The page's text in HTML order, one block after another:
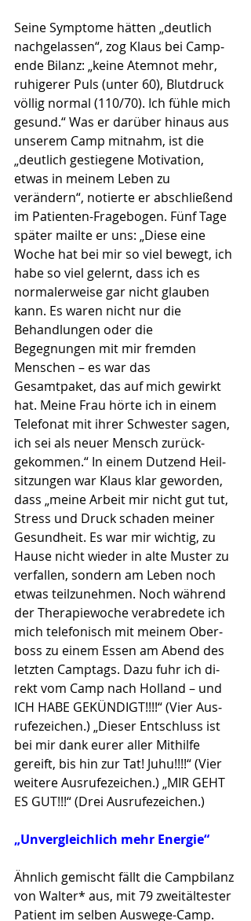
Seine Symptome hätten „deutlich
nachgelassen“, zog Klaus bei Camp­
ende Bilanz: „keine Atemnot mehr,
ruhigerer Puls (unter 60), Blutdruck
völlig normal (110/70). Ich fühle mich
gesund.“ Was er darüber hinaus aus
unserem Camp mitnahm, ist die
„deutlich gestiegene Moti­vation,
etwas in meinem Leben zu
verändern“, notierte er abschließend
im Pa­ti­enten-Fragebogen. Fünf Tage
spä­ter mailte er uns: „Diese eine
Woche hat bei mir so viel bewegt, ich
habe so viel gelernt, dass ich es
normalerweise gar nicht glauben
kann. Es waren nicht nur die
Behandlun­gen oder die
Begegnungen mit mir fremden
Menschen – es war das
Gesamtpaket, das auf mich gewirkt
hat. Meine Frau hörte ich in einem
Telefonat mit ihrer Schwester sagen,
ich sei als neuer Mensch zurück­
gekommen.“ In einem Dutzend Heil­
sitzungen war Klaus klar geworden,
dass „meine Arbeit mir nicht gut tut,
Stress und Druck schaden meiner
Gesundheit. Es war mir wichtig, zu
Hause nicht wieder in alte Muster zu
verfallen, sondern am Leben noch
etwas teilzunehmen. Noch während
der Therapiewoche verabredete ich
mich telefonisch mit meinem Ober­
boss zu einem Essen am Abend des
letzten Camptags. Dazu fuhr ich di­
rekt vom Camp nach Holland – und
ICH HABE GEKÜN­DIGT!!!!“ (Vier Aus­
rufezeichen.) „Dieser Entschluss ist
bei mir dank eurer aller Mithilfe
gereift, bis hin zur Tat! Juhu!!!!“ (Vier
weitere Ausrufezeichen.) „MIR GEHT
ES GUT!!!“ (Drei Ausrufe­zeichen.)
„Unvergleichlich mehr Energie“
Ähnlich gemischt fällt die Camp­bilanz
von Walter* aus, mit 79 zweitältester
Patient im selben Auswege-Camp.